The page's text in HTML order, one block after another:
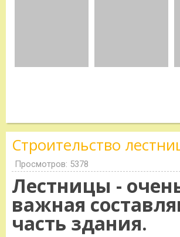
Строительство
Просмотров: 5378
Лестницы -
важная
часть здания.